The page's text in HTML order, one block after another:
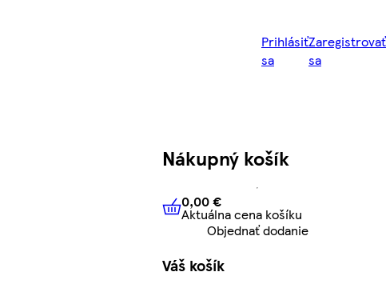
Prihlásiť
sa
Zaregistrovať
sa
Nákupný košík
0,00 € Aktuálna cena košíku
0,00 €
Aktuálna cena košíku
Objednať dodanie
Váš košík